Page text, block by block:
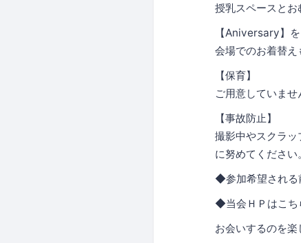
授乳スペースとお
【Aniversary】
会場でのお着替え
【保育】
ご用意していませ
【事故防止】
撮影中やスクラ
に努めてください。
◆参加希望される
◆当会ＨＰはこ
お会いするのを楽